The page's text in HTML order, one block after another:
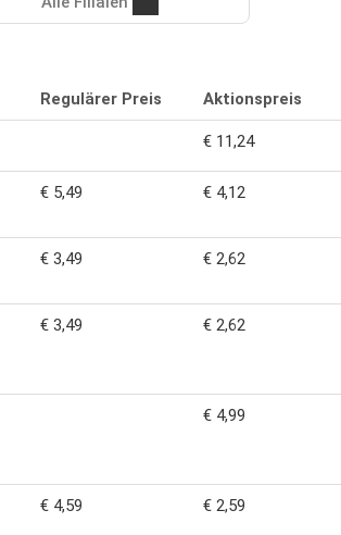
Regulärer Preis Aktionspreis
€ 11,24
€ 5,49 € 4,12
€ 3,49 € 2,62
€ 3,49 € 2,62
€ 4,99
€ 4,59 € 2,59